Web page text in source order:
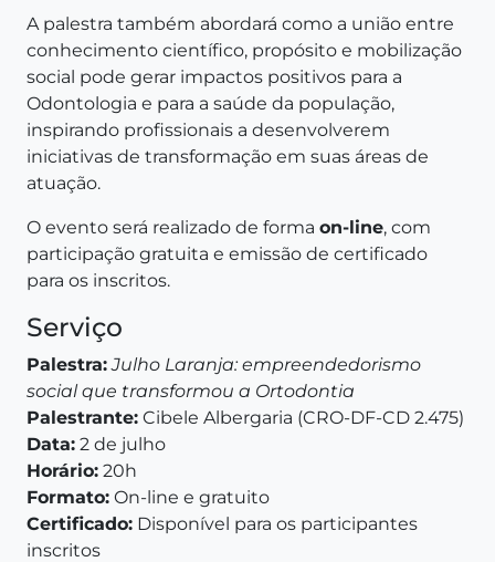
A palestra também abordará como a união entre
conhecimento científico, propósito e mobilização
social pode gerar impactos positivos para a
Odontologia e para a saúde da população,
inspirando profissionais a desenvolverem
iniciativas de transformação em suas áreas de
atuação.
O evento será realizado de forma on-line, com
participação gratuita e emissão de certificado
para os inscritos.
Serviço
Palestra: Julho Laranja: empreendedorismo
social que transformou a Ortodontia
Palestrante: Cibele Albergaria (CRO-DF-CD 2.475)
Data: 2 de julho
Horário: 20h
Formato: On-line e gratuito
Certificado: Disponível para os participantes
inscritos